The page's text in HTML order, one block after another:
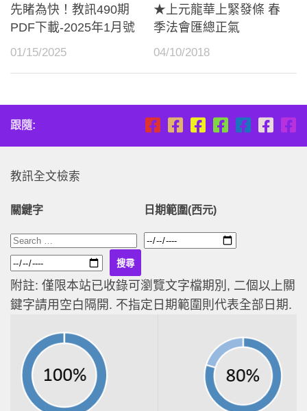
先睹為快！教訊490期
PDF下載-2025年1月號
01/15/2025
★上元龍華上緊發條 春
季法會匯總正氣
04/10/2018
跟隨:
教訊全文檢索
關鍵字 日期範圍(西元)
附註: 僅限本站已收錄可瀏覽文字檔期別, 二個以上關
鍵字請用空白隔開. 不指定日期範圍則代表全部日期.